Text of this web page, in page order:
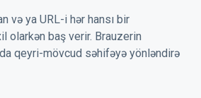
və ya URL-i hər hansı bir
olarkən baş verir. Brauzerin
qeyri-mövcud səhifəyə yönləndirə